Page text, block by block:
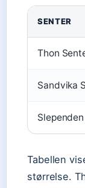
SENTER
Thon
Sandvika
Slependen
Tabellen
størrelse.